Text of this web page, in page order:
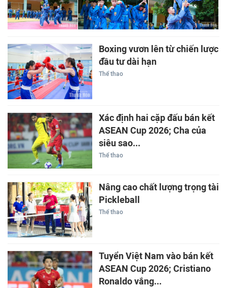
Boxing vươn lên từ chiến lược
đầu tư dài hạn
Thể thao
Xác định hai cặp đấu bán kết
ASEAN Cup 2026; Cha của
siêu sao...
Thể thao
Nâng cao chất lượng trọng tài
Pickleball
Thể thao
Tuyển Việt Nam vào bán kết
ASEAN Cup 2026; Cristiano
Ronaldo vắng...